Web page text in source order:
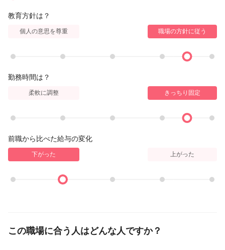
教育方針は？
個人の意思を尊重 職場の方針に従う
勤務時間は？
柔軟に調整 きっちり固定
前職から比べた給与の変化
下がった 上がった
この職場に合う人はどんな人ですか？